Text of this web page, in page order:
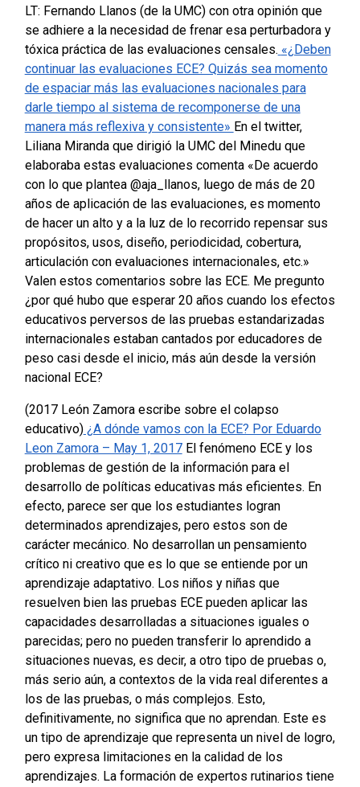
LT: Fernando Llanos (de la UMC) con otra opinión que
se adhiere a la necesidad de frenar esa perturbadora y
tóxica práctica de las evaluaciones censales. «¿Deben
continuar las evaluaciones ECE? Quizás sea momento
de espaciar más las evaluaciones nacionales para
darle tiempo al sistema de recomponerse de una
manera más reflexiva y consistente» En el twitter,
Liliana Miranda que dirigió la UMC del Minedu que
elaboraba estas evaluaciones comenta «De acuerdo
con lo que plantea @aja_llanos, luego de más de 20
años de aplicación de las evaluaciones, es momento
de hacer un alto y a la luz de lo recorrido repensar sus
propósitos, usos, diseño, periodicidad, cobertura,
articulación con evaluaciones internacionales, etc.»
Valen estos comentarios sobre las ECE. Me pregunto
¿por qué hubo que esperar 20 años cuando los efectos
educativos perversos de las pruebas estandarizadas
internacionales estaban cantados por educadores de
peso casi desde el inicio, más aún desde la versión
nacional ECE?
(2017 León Zamora escribe sobre el colapso
educativo)¿A dónde vamos con la ECE? Por Eduardo
Leon Zamora – May 1, 2017 El fenómeno ECE y los
problemas de gestión de la información para el
desarrollo de políticas educativas más eficientes. En
efecto, parece ser que los estudiantes logran
determinados aprendizajes, pero estos son de
carácter mecánico. No desarrollan un pensamiento
crítico ni creativo que es lo que se entiende por un
aprendizaje adaptativo. Los niños y niñas que
resuelven bien las pruebas ECE pueden aplicar las
capacidades desarrolladas a situaciones iguales o
parecidas; pero no pueden transferir lo aprendido a
situaciones nuevas, es decir, a otro tipo de pruebas o,
más serio aún, a contextos de la vida real diferentes a
los de las pruebas, o más complejos. Esto,
definitivamente, no significa que no aprendan. Este es
un tipo de aprendizaje que representa un nivel de logro,
pero expresa limitaciones en la calidad de los
aprendizajes. La formación de expertos rutinarios tiene